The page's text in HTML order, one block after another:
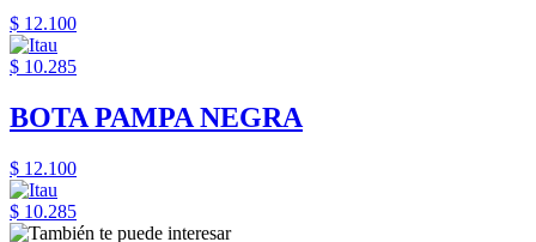
$ 12.100
$ 10.285
BOTA PAMPA NEGRA
$ 12.100
$ 10.285